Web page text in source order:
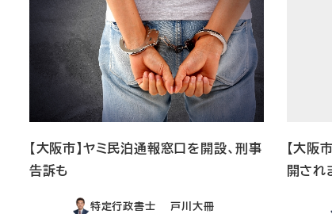
【大阪市】ヤミ民泊通報窓口を開設、刑事
告訴も
特定行政書士 戸川大冊
【大阪
開され